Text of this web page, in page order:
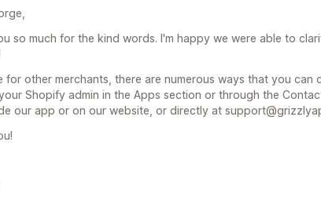
so much for the kind words. I'm happy we were able to
for other merchants, there are numerous ways that you can
Shopify admin in the Apps section or through the
our app or on our website, or directly at